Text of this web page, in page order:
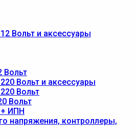
Вольт и аксессуары
Вольт
Вольт и аксессуары
Вольт
Вольт
+ ИПН
напряжения, контроллеры,